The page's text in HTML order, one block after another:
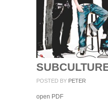
POSTED BY PETER
open PDF